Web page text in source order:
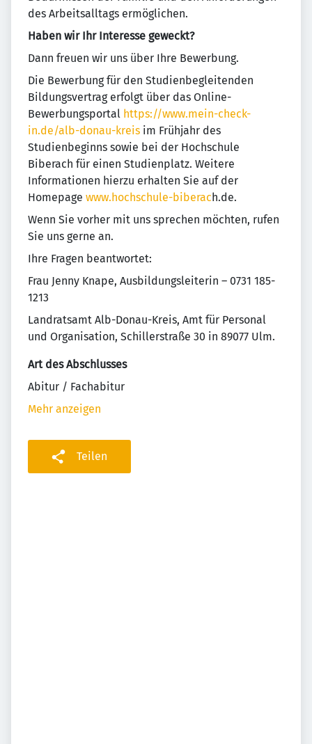
des Arbeitsalltags ermöglichen.
Haben wir Ihr Interesse geweckt?
Dann freuen wir uns über Ihre Bewerbung.
Die Bewerbung für den Studienbegleitenden
Bildungsvertrag erfolgt über das Online-
Bewerbungsportal https://www.mein-check-
in.de/alb-donau-kreis im Frühjahr des
Studienbeginns sowie bei der Hochschule
Biberach für einen Studienplatz. Weitere
Informationen hierzu erhalten Sie auf der
Homepage www.hochschule-biberac h.de.
Wenn Sie vorher mit uns sprechen möchten, rufen
Sie uns gerne an.
Ihre Fragen beantwortet:
Frau Jenny Knape, Ausbildungsleiterin – 0731 185-
1213
Landratsamt Alb-Donau-Kreis, Amt für Personal
und Organisation, Schillerstraße 30 in 89077 Ulm.
Art des Abschlusses
Abitur / Fachabitur
Mehr anzeigen
Teilen